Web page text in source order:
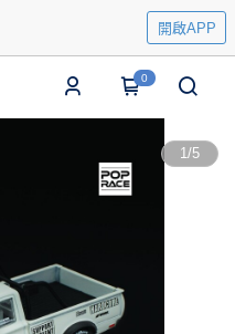
開啟APP
0
1/5